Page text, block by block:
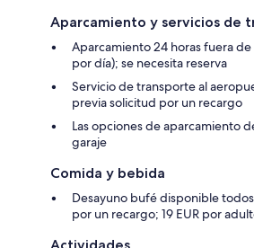
Aparcamiento y servicios de
Aparcamiento 24 horas fuera de
por día); se necesita reserva
Servicio de transporte al
previa solicitud por un recargo
Las opciones de aparcamiento
garaje
Comida y bebida
Desayuno bufé disponible
por un recargo; 19 EUR por